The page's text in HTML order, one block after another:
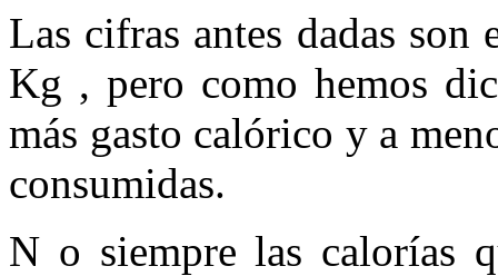
Las cifras antes dadas son
Kg , pero como hemos
más gasto calórico y a
consumidas.
N o siempre las calorías